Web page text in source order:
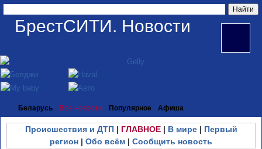
БрестСИТИ. Новости
Беларусь Все новости Популярное Афиша
Происшествия и ДТП| ГЛАВНОЕ| В мире| Первый
регион | Обо всём | Сообщить новость